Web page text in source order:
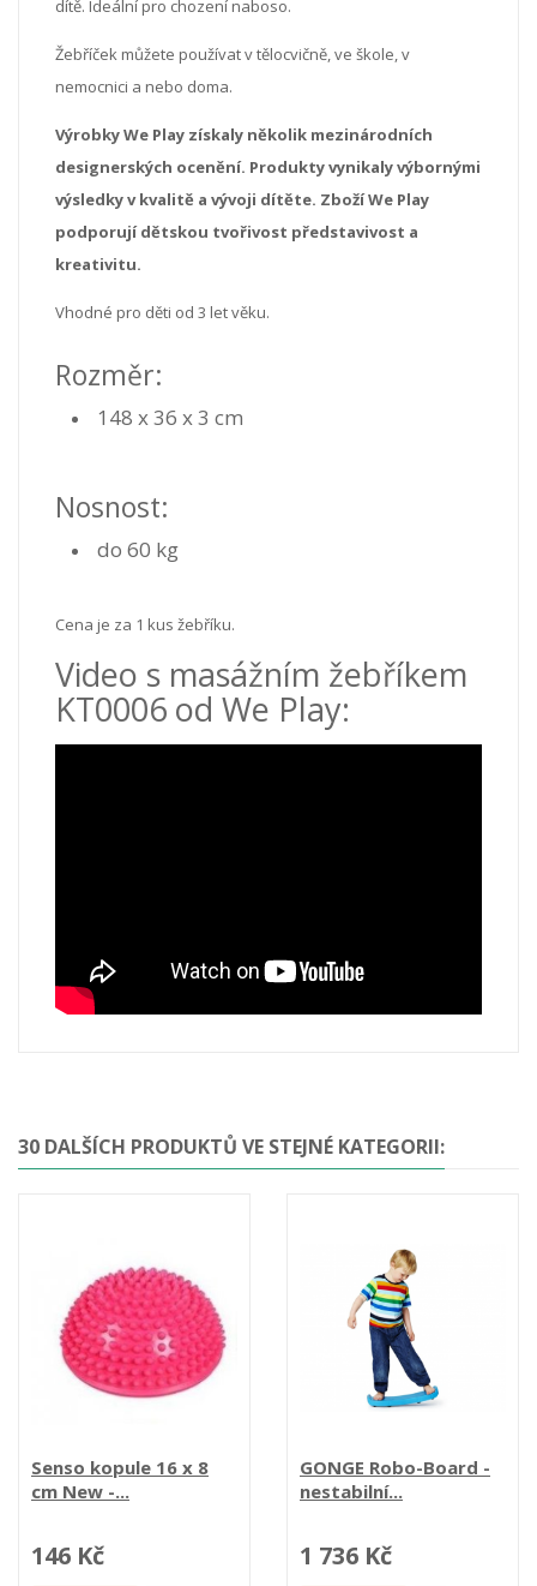
dítě. Ideální pro chození naboso.
Žebříček můžete používat v tělocvičně, ve škole, v
nemocnici a nebo doma.
Výrobky We Play získaly několik mezinárodních
designerských ocenění. Produkty vynikaly výbornými
výsledky v kvalitě a vývoji dítěte. Zboží We Play
podporují dětskou tvořivost představivost a
kreativitu.
Vhodné pro děti od 3 let věku.
Rozměr:
148 x 36 x 3 cm
Nosnost:
do 60 kg
Cena je za 1 kus žebříku.
Video s masážním žebříkem
KT0006 od We Play:
30 DALŠÍCH PRODUKTŮ VE STEJNÉ KATEGORII:
Senso kopule 16 x 8
cm New -...
146 Kč
GONGE Robo-Board -
nestabilní...
1 736 Kč